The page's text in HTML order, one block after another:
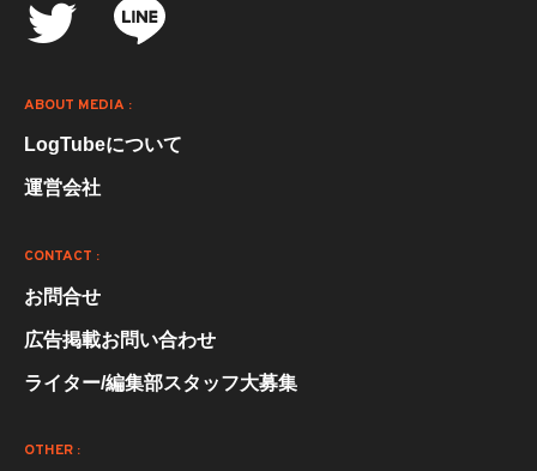
ABOUT MEDIA :
LogTubeについて
運営会社
CONTACT :
お問合せ
広告掲載お問い合わせ
ライター/編集部スタッフ大募集
OTHER :